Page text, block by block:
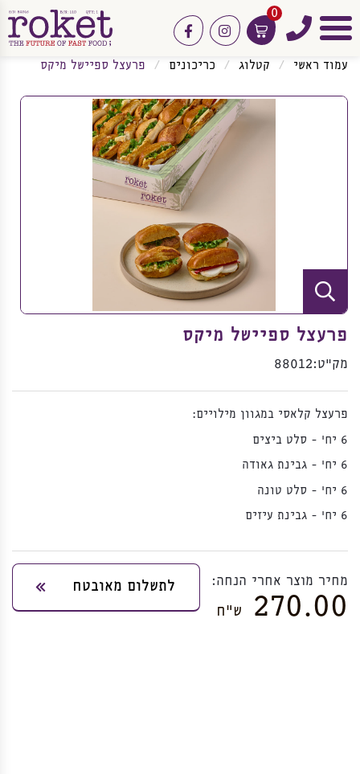
תפריט
טלפון
0
instagram
facebook
עמוד ראשי קטלוג כריכונים פרעצל ספיישל מיקס
פרעצל ספיישל מיקס
מק”ט:88012
פרעצל קלאסי במגוון מילויים:
6 יח' - סלט ביצים
6 יח' - גבינת גאודה
6 יח' - סלט טונה
6 יח' - גבינת עיזים
מחיר מוצר אחרי הנחה:
270.00 ש”ח
לתשלום מאובטח